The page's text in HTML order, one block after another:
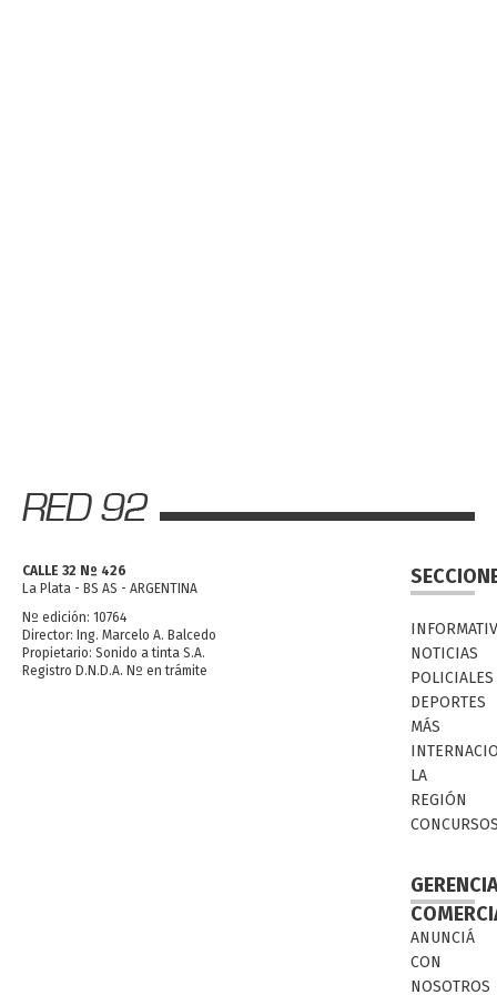
CALLE 32 Nº 426
La Plata - BS AS - ARGENTINA
Nº edición: 10764
Director: Ing. Marcelo A. Balcedo
Propietario: Sonido a tinta S.A.
Registro D.N.D.A. Nº en trámite
NOTICIAS
POLICIALES
DEPORTES
MÁS
LA
REGIÓN
ANUNCIÁ
CON
NOSOTROS